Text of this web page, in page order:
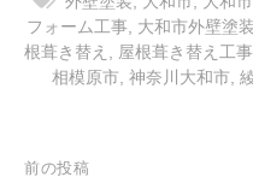
フォーム工事, 大和市外壁塗装
根葺き替え , 屋根葺き替え工事
相模原市, 神奈川大和市,
投
前の投稿